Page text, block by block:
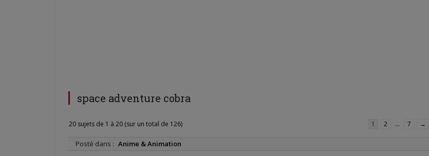
space adventure cobra
20 sujets de 1 à 20 (sur un total de 126) 1 2 … 7 →
Posté dans : Anime & Animation